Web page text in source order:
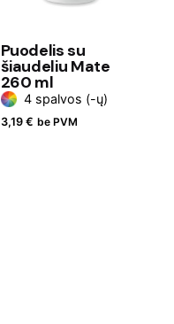
Puodelis su
šiaudeliu Mate
260 ml
4 spalvos (-ų)
3,19 € be PVM